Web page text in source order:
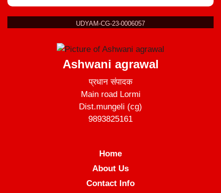
UDYAM-CG-23-0006057
Ashwani agrawal
प्रधान संपादक
Main road Lormi
Dist.mungeli (cg)
9893825161
Home
About Us
Contact Info